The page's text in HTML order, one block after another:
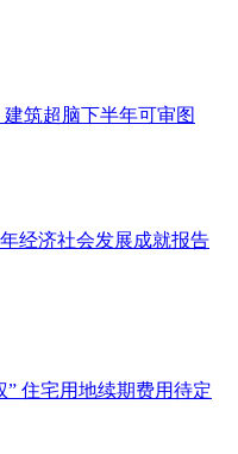
筑超脑下半年可审图
经济社会发展成就报告
” 住宅用地续期费用待定